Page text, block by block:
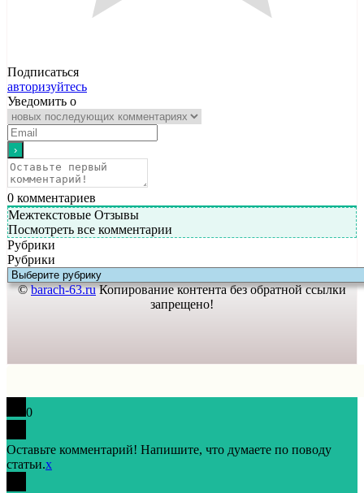
Подписаться
авторизуйтесь
Уведомить о
0 комментариев
Межтекстовые Отзывы
Посмотреть все комментарии
Рубрики
Рубрики
©barach-63.ruКопирование контента без обратной ссылки
запрещено!
0
Оставьте комментарий! Напишите, что думаете по поводу
статьи.x